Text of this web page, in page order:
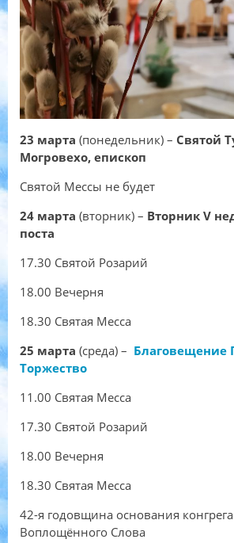
23 марта (понедельник) – Святой
Могровехо, епископ
Святой Мессы не будет
24 марта (вторник) – Вторник V
поста
17.30 Святой Розарий
18.00 Вечерня
18.30 Святая Месса
25 марта (среда) – Благовещение
Торжество
11.00 Святая Месса
17.30 Святой Розарий
18.00 Вечерня
18.30 Святая Месса
42-я годовщина основания
Воплощённого Слова